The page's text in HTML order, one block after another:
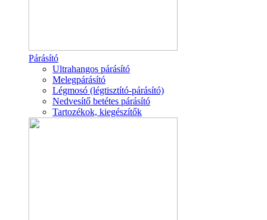
Párásító
Ultrahangos párásító
Melegpárásító
Légmosó (légtisztító-párásító)
Nedvesítő betétes párásító
Tartozékok, kiegészítők